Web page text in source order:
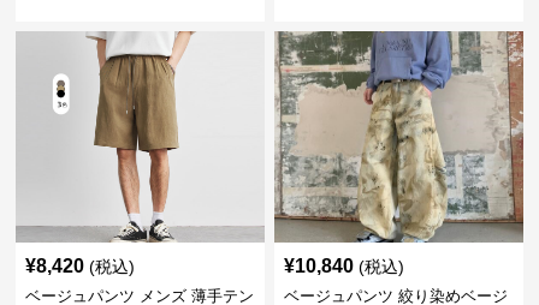
¥8,420 (税込)
ベージュパンツ メンズ 薄手テン
¥10,840 (税込)
ベージュパンツ 絞り染めベージ